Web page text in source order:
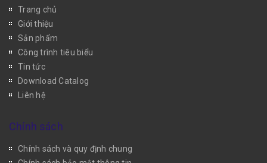
Trang chủ
Giới thiệu
Sản phẩm
Công trình tiêu biểu
Tin tức
Download Catalog
Liên hệ
Chính sách
Chính sách và quy định chung